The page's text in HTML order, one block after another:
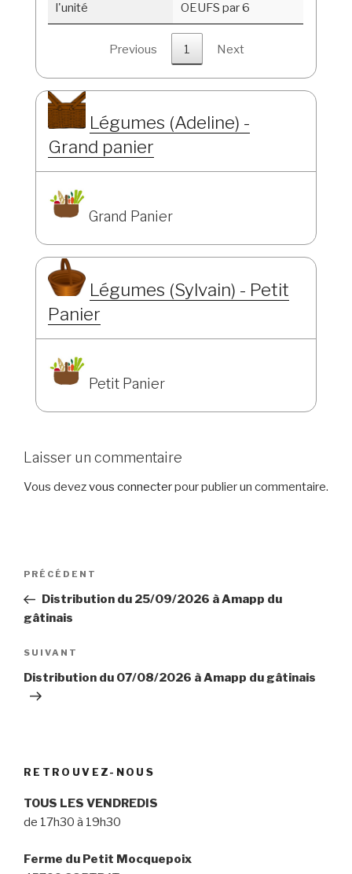
l'unité OEUFS par 6
Previous 1 Next
Légumes (Adeline) -
Grand panier
Grand Panier
Légumes (Sylvain) - Petit
Panier
Petit Panier
Laisser un commentaire
Vous devezvous connecterpour publier un commentaire.
Navigation
l’article
Article
précédent
PRÉCÉDENT
Distribution du 25/09/2026 à Amapp du
gâtinais
Article
suivant
SUIVANT
Distribution du 07/08/2026 à Amapp du gâtinais
RETROUVEZ-NOUS
TOUS LES VENDREDIS
de 17h30 à 19h30
Ferme du Petit Mocquepoix